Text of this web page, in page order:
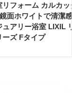
リフォーム カルカッ
面ホワイトで清潔
ュアリー浴室 LIXIL
ーズ Fタイプ